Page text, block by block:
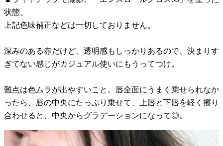
状態。
上記色味補正などは一切しておりません。
深みのある赤だけど、透明感もしっかりあるので、決まりす
ぎてない感じがカジュアル使いにもうってつけ。
難点は色ムラが出やすいこと。唇全面にうまく乗せられなか
ったら、唇の中央にたっぷり乗せて、上唇と下唇を軽く擦り
合わせると、中央からグラデーションになって◎。